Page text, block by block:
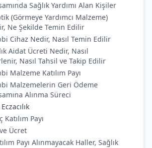
Sağlık Yardımı Alan Kişiler
(Görmeye Yardımcı Malzeme)
Ne Şekilde Temin Edilir
Cihaz Nedir, Nasıl Temin Edilir
Aidat Ücreti Nedir, Nasıl
Nasıl Tahsil ve Takip Edilir
Malzeme Katılım Payı
Malzemelerin Geri Ödeme
Alınma Süreci
Katılım Payı
Ücret
Payı Alınmayacak Haller, Sağlık